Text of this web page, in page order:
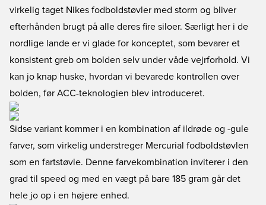
virkelig taget Nikes fodboldstøvler med storm og bliver
efterhånden brugt på alle deres fire siloer. Særligt her i de
nordlige lande er vi glade for konceptet, som bevarer et
konsistent greb om bolden selv under våde vejrforhold. Vi
kan jo knap huske, hvordan vi bevarede kontrollen over
bolden, før ACC-teknologien blev introduceret.
Sidse variant kommer i en kombination af ildrøde og -gule
farver, som virkelig understreger Mercurial fodboldstøvlen
som en fartstøvle. Denne farvekombination inviterer i den
grad til speed og med en vægt på bare 185 gram går det
hele jo op i en højere enhed.